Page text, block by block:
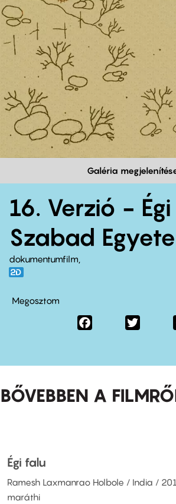
Galéria
16. Verzió -
Szabad
dokumentumfilm
Megosztom
Facebook
BŐVEBBEN A
Égi falu
Ramesh Laxmanrao Holbole / India /
maráthi